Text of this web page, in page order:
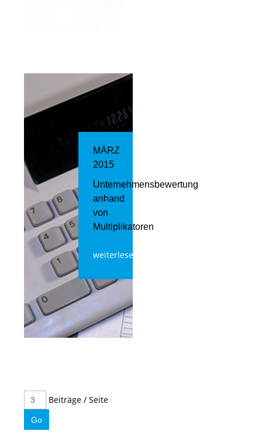
MÄRZ
2015
Unternehmensbewertung
anhand
von
Multiplikatoren
weiterlesen
Beiträge / Seite